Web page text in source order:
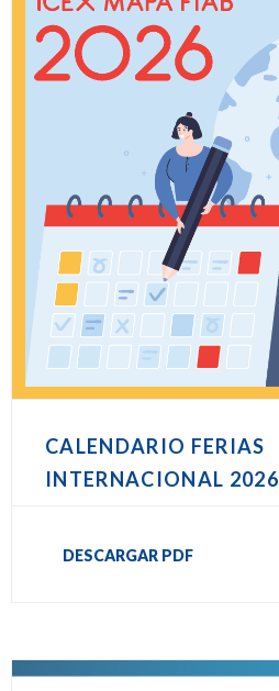
CALENDARIO FERIAS
INTERNACIONAL 2026
DESCARGAR PDF